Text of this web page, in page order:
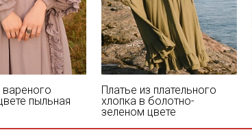
вареного
пыльная
Платье из плательного
хлопка в болотно-
зеленом цвете